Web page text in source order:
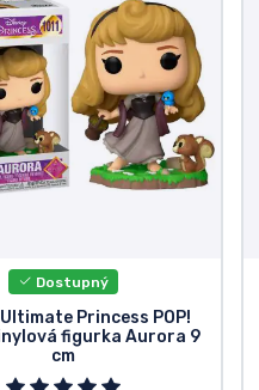
Dostupný
Princess POP!
figurka Aurora 9
cm